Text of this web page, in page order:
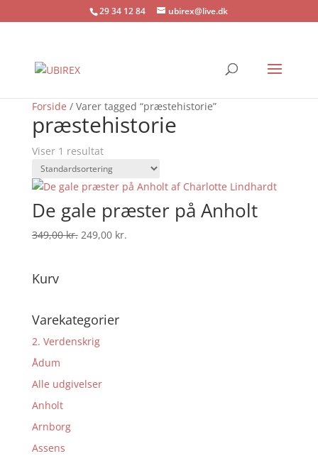
29 34 12 84 ubirex@live.dk
Forside / Varer tagged “præstehistorie”
præstehistorie
Viser 1 resultat
Tilbud!
De gale præster på Anholt
349,00kr. Den
249,00 kr.Den
Kurv
Varekategorier
2. Verdenskrig
Ådum
Alle udgivelser
Anholt
Arnborg
Assens